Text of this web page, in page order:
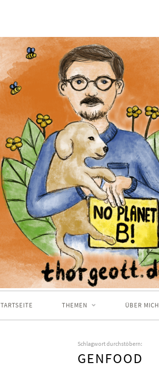
THEMEN ÜBER MICH
Schlagwort durchstöbern:
GENFOOD